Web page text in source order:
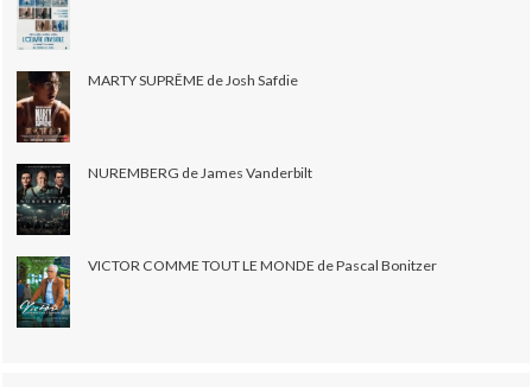
MARTY SUPRÊME de Josh Safdie
NUREMBERG de James Vanderbilt
VICTOR COMME TOUT LE MONDE de Pascal Bonitzer